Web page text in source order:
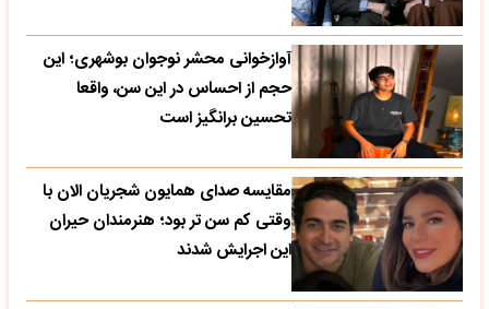
آوازخوانی محشر نوجوان بوشهری؛ این
حجم از احساس در این سن، واقعا
تحسین‌ برانگیز است
مقایسه صدای همایون شجریان الان با
وقتی کم سن تر بود؛ هنرمندان حیران
این اجرایش شدند